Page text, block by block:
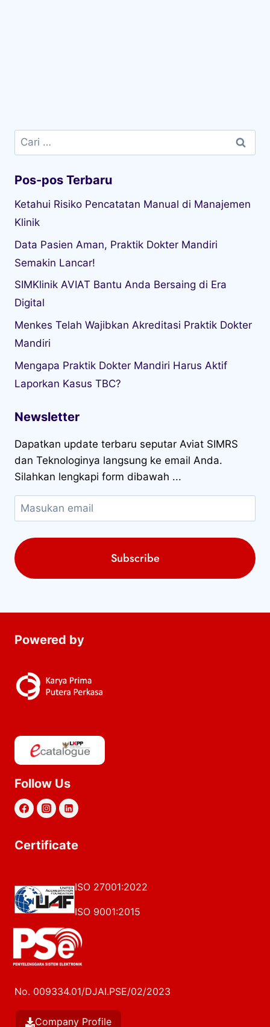
Cari
untuk:
Pos-pos Terbaru
Ketahui Risiko Pencatatan Manual di Manajemen
Klinik
Data Pasien Aman, Praktik Dokter Mandiri
Semakin Lancar!
SIMKlinik AVIAT Bantu Anda Bersaing di Era
Digital
Menkes Telah Wajibkan Akreditasi Praktik Dokter
Mandiri
Mengapa Praktik Dokter Mandiri Harus Aktif
Laporkan Kasus TBC?
Newsletter
Dapatkan update terbaru seputar Aviat SIMRS
dan Teknologinya langsung ke email Anda.
Silahkan lengkapi form dibawah ...
Powered by
Follow Us
Certificate
ISO 27001:2022
ISO 9001:2015
No. 009334.01/DJAI.PSE/02/2023
Company Profile